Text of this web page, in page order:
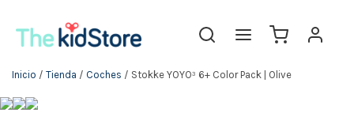
Inicio / Tienda / Coches / Stokke YOYO³ 6+ Color Pack | Olive